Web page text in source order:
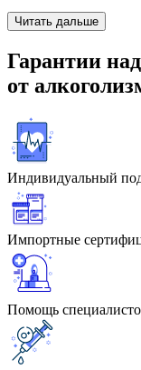
Читать дальше
Гарантии
от
Индивидуальный
Импортные
Помощь